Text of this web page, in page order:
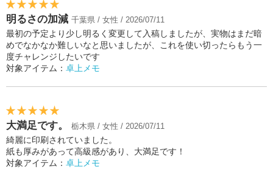
明るさの加減 千葉県 / 女性 / 2026/07/11
最初の予定より少し明るく変更して入稿しましたが、実物はまだ暗
めでなかなか難しいなと思いましたが、これを使い切ったらもう一
度チャレンジしたいです
対象アイテム： 卓上メモ
大満足です。 栃木県 / 女性 / 2026/07/11
綺麗に印刷されていました。
紙も厚みがあって高級感があり、大満足です！
対象アイテム： 卓上メモ